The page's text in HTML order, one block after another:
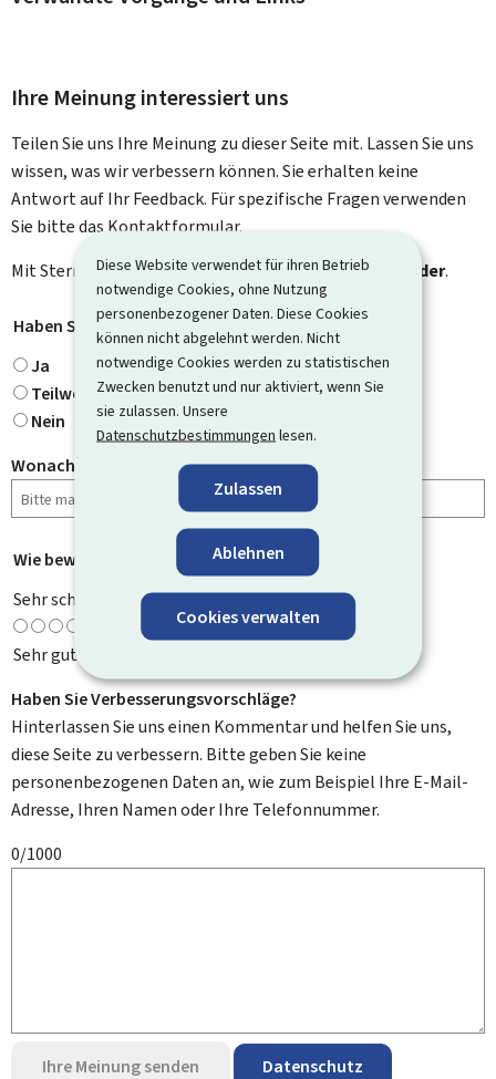
Diese Website verwendet für ihren Betrieb
notwendige Cookies, ohne Nutzung
personenbezogener Daten. Diese Cookies
können nicht abgelehnt werden. Nicht
notwendige Cookies werden zu statistischen
Zwecken benutzt und nur aktiviert, wenn Sie
sie zulassen. Unsere
Datenschutzbestimmungen lesen.
Zulassen
Ablehnen
Cookies verwalten
Ihre Meinung interessiert uns
Teilen Sie uns Ihre Meinung zu dieser Seite mit. Lassen Sie uns
wissen, was wir verbessern können. Sie erhalten keine
Antwort auf Ihr Feedback. Für spezifische Fragen verwenden
Sie bitte das Kontaktformular.
Mit Stern gekennzeichnete Felder ( * ) sindPflichtfelder.
Haben Sie gefunden, wonach Sie gesucht haben?
Ja
Teilweise
Nein
Wonach haben Sie gesucht?
Wie bewerten Sie diese Seite? *
Sehr schlecht
Sehr gut
Haben Sie Verbesserungsvorschläge?
Hinterlassen Sie uns einen Kommentar und helfen Sie uns,
diese Seite zu verbessern. Bitte geben Sie keine
personenbezogenen Daten an, wie zum Beispiel Ihre E-Mail-
Adresse, Ihren Namen oder Ihre Telefonnummer.
0/1000
Ihre Meinung senden Datenschutz